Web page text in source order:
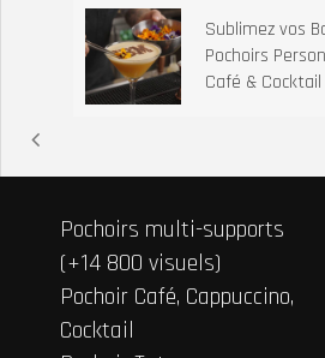
Sublimez vos
Pochoirs
Café & Cocktail
Pochoirs multi-supports
(+14 800 visuels)
Pochoir Café, Cappuccino,
Cocktail